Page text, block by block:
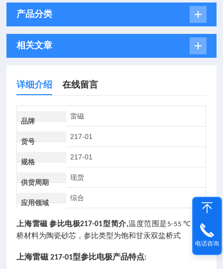
产品分类
相关文章
详细介绍 在线留言
品牌
雷磁
货号
217-01
规格
217-01
供货周期
现货
应用领域
综合
上海雷磁 参比电极217-01型简介,温度范围是 5-55 ℃
，盐
桥材料为陶瓷砂芯，参比类型为饱和甘汞双盐桥式
上海雷磁217-01型参比电极产品特点:
电话咨询